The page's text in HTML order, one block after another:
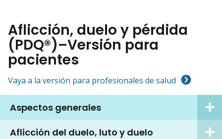
Aflicción, duelo y pérdida
(PDQ®)–Versión para
pacientes
Vaya a la versión para profesionales de salud
Aspectos generales
Aflicción del duelo, luto y duelo